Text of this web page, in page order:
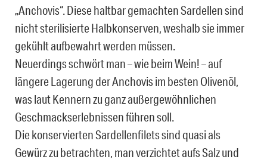
„Anchovis“. Diese haltbar gemachten Sardellen sind
nicht sterilisierte Halbkonserven, weshalb sie immer
gekühlt aufbewahrt werden müssen.
Neuerdings schwört man – wie beim Wein! – auf
längere Lagerung der Anchovis im besten Olivenöl,
was laut Kennern zu ganz außergewöhnlichen
Geschmackserlebnissen führen soll.
Die konservierten Sardellenfilets sind quasi als
Gewürz zu betrachten, man verzichtet aufs Salz und